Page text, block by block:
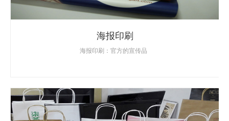
海报印刷
海报印刷：官方的宣传品